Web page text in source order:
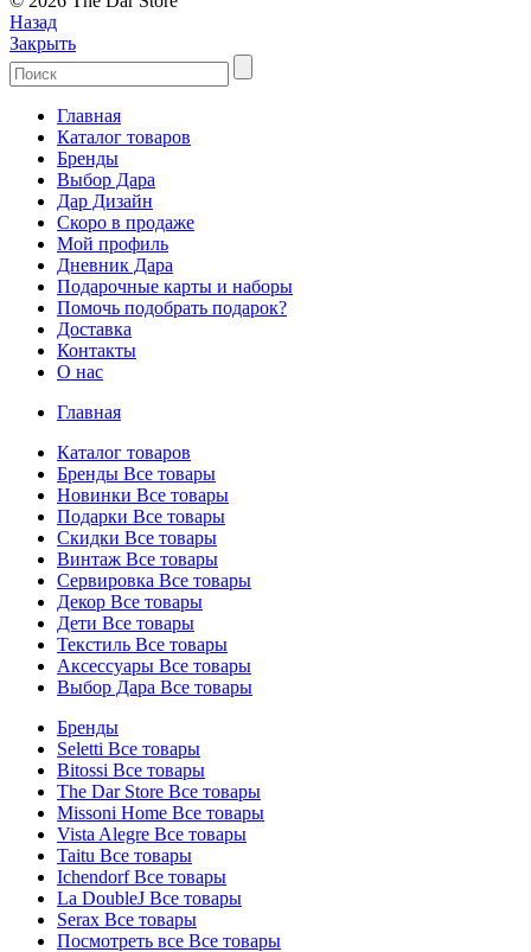
Назад
Закрыть
Главная
Каталог товаров
Бренды
Выбор Дара
Дар Дизайн
Скоро в продаже
Мой профиль
Дневник Дара
Подарочные карты и наборы
Помочь подобрать подарок?
Доставка
Контакты
О нас
Главная
Каталог товаров
Бренды Все товары
Новинки Все товары
Подарки Все товары
Скидки Все товары
Винтаж Все товары
Сервировка Все товары
Декор Все товары
Дети Все товары
Текстиль Все товары
Аксессуары Все товары
Выбор Дара Все товары
Бренды
Seletti Все товары
Bitossi Все товары
The Dar Store Все товары
Missoni Home Все товары
Vista Alegre Все товары
Taitu Все товары
IchendorfВсе товары
La DoubleJ Все товары
Serax Все товары
Посмотреть все Все товары